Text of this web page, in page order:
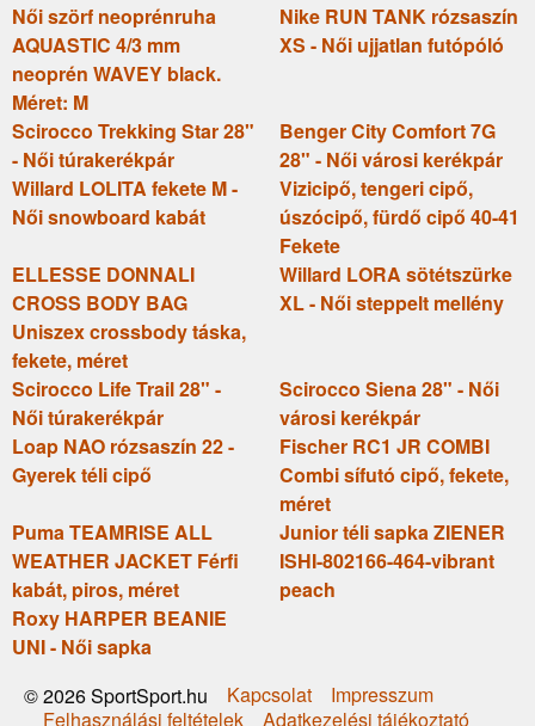
Női szörf neoprénruha
AQUASTIC 4/3 mm
neoprén WAVEY black.
Méret: M
Nike RUN TANK rózsaszín
XS - Női ujjatlan futópóló
Scirocco Trekking Star 28"
- Női túrakerékpár
Benger City Comfort 7G
28" - Női városi kerékpár
Willard LOLITA fekete M -
Női snowboard kabát
Vizicipő, tengeri cipő,
úszócipő, fürdő cipő 40-41
Fekete
ELLESSE DONNALI
CROSS BODY BAG
Uniszex crossbody táska,
fekete, méret
Willard LORA sötétszürke
XL - Női steppelt mellény
Scirocco Life Trail 28" -
Női túrakerékpár
Scirocco Siena 28" - Női
városi kerékpár
Loap NAO rózsaszín 22 -
Gyerek téli cipő
Fischer RC1 JR COMBI
Combi sífutó cipő, fekete,
méret
Puma TEAMRISE ALL
WEATHER JACKET Férfi
kabát, piros, méret
Junior téli sapka ZIENER
ISHI-802166-464-vibrant
peach
Roxy HARPER BEANIE
UNI - Női sapka
© 2026 SportSport.hu
Kapcsolat
Impresszum
Felhasználási feltételek
Adatkezelési tájékoztató